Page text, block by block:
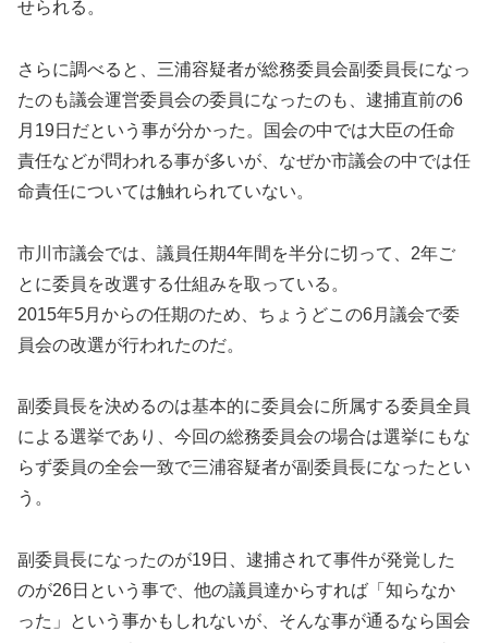
せられる。
さらに調べると、三浦容疑者が総務委員会副委員長になっ
たのも議会運営委員会の委員になったのも、逮捕直前の6
月19日だという事が分かった。国会の中では大臣の任命
責任などが問われる事が多いが、なぜか市議会の中では任
命責任については触れられていない。
市川市議会では、議員任期4年間を半分に切って、2年ご
とに委員を改選する仕組みを取っている。
2015年5月からの任期のため、ちょうどこの6月議会で委
員会の改選が行われたのだ。
副委員長を決めるのは基本的に委員会に所属する委員全員
による選挙であり、今回の総務委員会の場合は選挙にもな
らず委員の全会一致で三浦容疑者が副委員長になったとい
う。
副委員長になったのが19日、逮捕されて事件が発覚した
のが26日という事で、他の議員達からすれば「知らなか
った」という事かもしれないが、そんな事が通るなら国会